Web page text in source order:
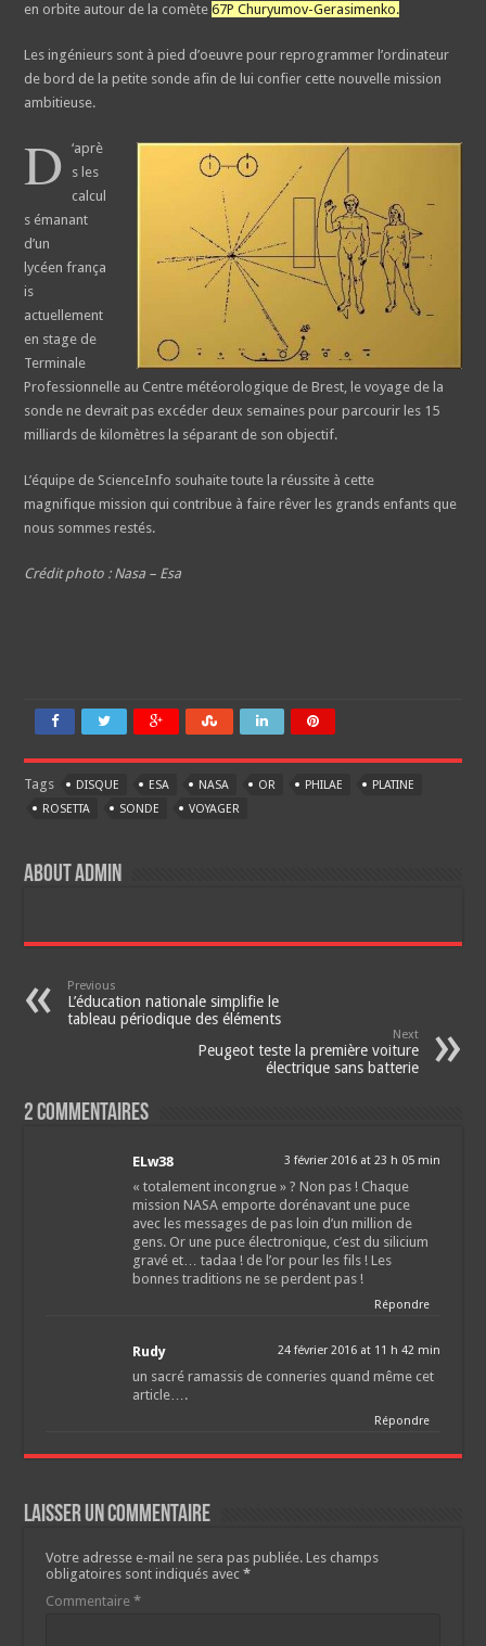
en orbite autour de la comète67P Churyumov-Gerasimenko.
Les ingénieurs sont à pied d’oeuvre pour reprogrammer l’ordinateur
de bord de la petite sonde afin de lui confier cette nouvelle mission
ambitieuse.
D
‘aprè
s les
calcul
s émanant
d’un
lycéen frança
is
actuellement
en stage de
Terminale
Professionnelle au Centre météorologique de Brest, le voyage de la
sonde ne devrait pas excéder deux semaines pour parcourir les 15
milliards de kilomètres la séparant de son objectif.
L’équipe de ScienceInfo souhaite toute la réussite à cette
magnifique mission qui contribue à faire rêver les grands enfants que
nous sommes restés.
Crédit photo : Nasa – Esa
Tags DISQUE ESA NASA OR PHILAE
PLATINE
ROSETTA
SONDE VOYAGER
About Admin
Previous
L’éducation nationale simplifie le
tableau périodique des éléments
Next
Peugeot teste la première voiture
électrique sans batterie
2 Commentaires
ELw38 3 février 2016 at 23 h 05 min
« totalement incongrue » ? Non pas ! Chaque
mission NASA emporte dorénavant une puce
avec les messages de pas loin d’un million de
gens. Or une puce électronique, c’est du silicium
gravé et… tadaa ! de l’or pour les fils ! Les
bonnes traditions ne se perdent pas !
Répondre
Rudy 24 février 2016 at 11 h 42 min
un sacré ramassis de conneries quand même cet
article….
Répondre
Laisser un commentaire
Votre adresse e-mail ne sera pas publiée. Les champs
obligatoires sont indiqués avec*
Commentaire*